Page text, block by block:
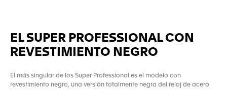
EL SUPER PROFESSIONAL CON
REVESTIMIENTO NEGRO
El más singular de los Super Professional es el modelo con
revestimiento negro, una versión totalmente negra del reloj de acero